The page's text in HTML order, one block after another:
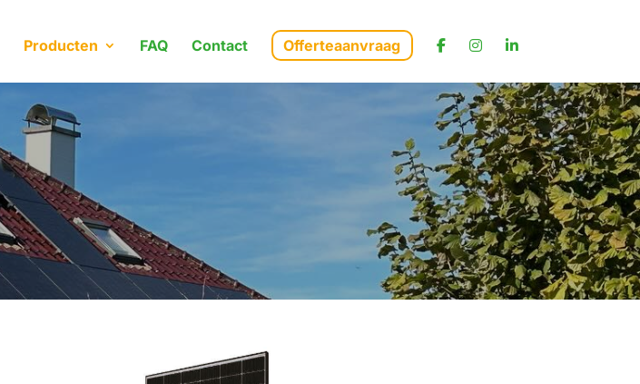
Producten FAQ Contact Offerteaanvraag